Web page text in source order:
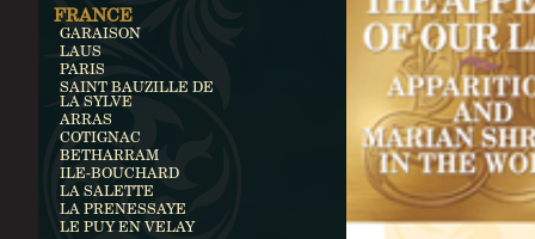
FRANCE
GARAISON
LAUS
PARIS
SAINT BAUZILLE DE
LA SYLVE
ARRAS
COTIGNAC
BETHARRAM
ILE-BOUCHARD
LA SALETTE
LA PRENESSAYE
LE PUY EN VELAY